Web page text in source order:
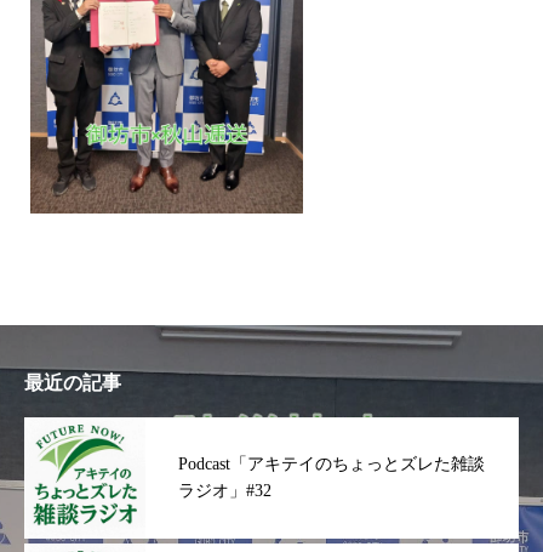
最近の記事
Podcast「アキテイのちょっとズレた雑談
ラジオ」#32